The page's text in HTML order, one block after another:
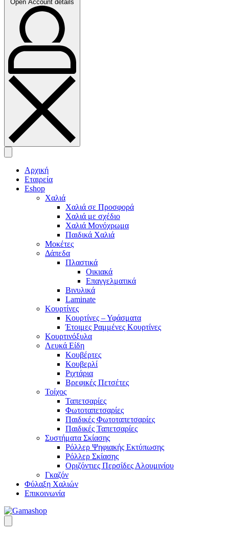
Open Account details
Αρχική
Εταιρεία
Eshop
Χαλιά
Χαλιά σε Προσφορά
Χαλιά με σχέδιο
Χαλιά Μονόχρωμα
Παιδικά Χαλιά
Μοκέτες
Δάπεδα
Πλαστικά
Οικιακά
Επαγγελματικά
Βινυλικά
Laminate
Κουρτίνες
Κουρτίνες – Υφάσματα
Έτοιμες Ραμμένες Κουρτίνες
Κουρτινόξυλα
Λευκά Είδη
Κουβέρτες
Κουβερλί
Ριχτάρια
Βρεφικές Πετσέτες
Τοίχος
Ταπετσαρίες
Φωτοταπετσαρίες
Παιδικές Φωτοταπετσαρίες
Παιδικές Ταπετσαρίες
Συστήματα Σκίασης
Ρόλλερ Ψηφιακής Εκτύπωσης
Ρόλλερ Σκίασης
Οριζόντιες Περσίδες Αλουμινίου
Γκαζόν
Φύλαξη Χαλιών
Επικοινωνία